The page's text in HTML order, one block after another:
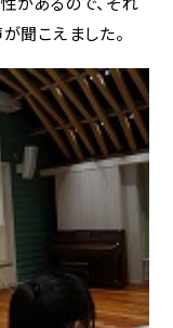
聞こえました。